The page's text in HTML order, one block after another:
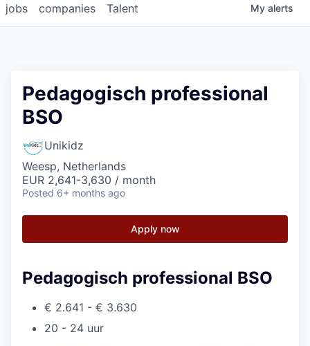
jobs companies Talent My alerts
Pedagogisch professional
BSO
Unikidz
Weesp, Netherlands
EUR 2,641-3,630 / month
Posted 6+ months ago
Apply now
Pedagogisch professional BSO
€ 2.641 - € 3.630
20 - 24 uur